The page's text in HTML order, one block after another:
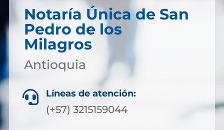
Notaría Única de San
Pedro de los
Milagros
Antioquia
 Líneas de atención:
(+57) 3215159044